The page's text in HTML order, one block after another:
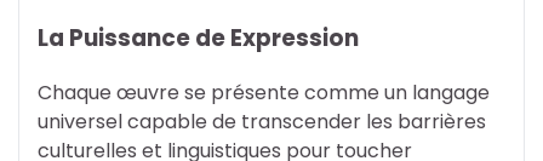
La Puissance de Expression
Chaque œuvre se présente comme un langage
universel capable de transcender les barrières
culturelles et linguistiques pour toucher